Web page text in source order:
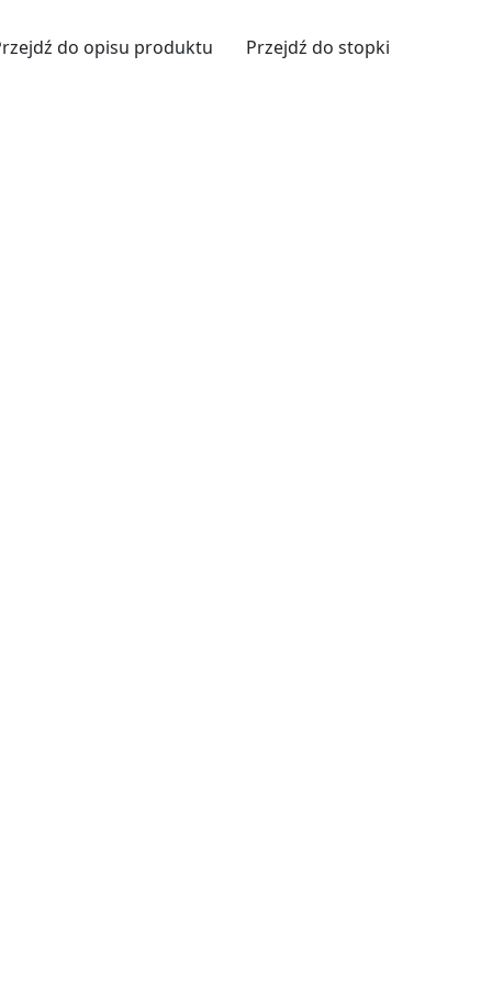
do opisu produktu Przejdź do stopki